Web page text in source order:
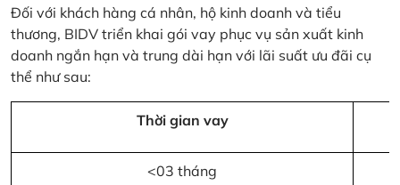
Đối với khách hàng cá nhân, hộ kinh doanh và tiểu
thương, BIDV triển khai gói vay phục vụ sản xuất kinh
doanh ngắn hạn và trung dài hạn với lãi suất ưu đãi cụ
thể như sau:
Thời gian vay
<03 tháng